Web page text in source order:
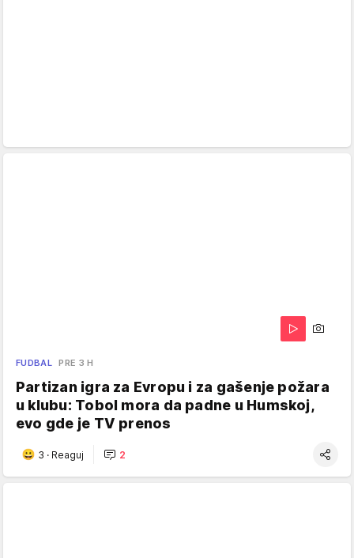
FUDBAL PRE 3 H
Partizan igra za Evropu i za gašenje požara
u klubu: Tobol mora da padne u Humskoj,
evo gde je TV prenos
3 · Reaguj 2